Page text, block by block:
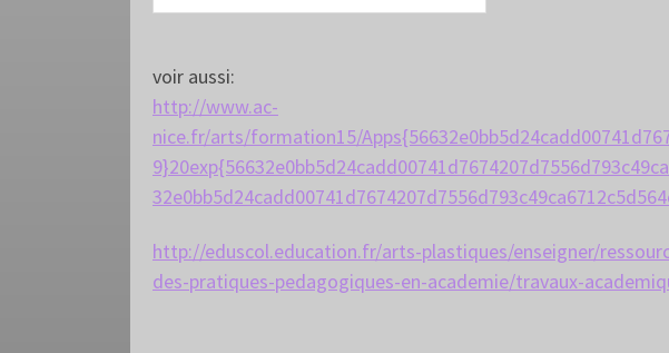
voir aussi:
http://www.ac-
nice.fr/arts/formation15/
http://eduscol.education.fr/arts-plastiques/enseigner/
des-pratiques-pedagogiques-en-academie/travaux-